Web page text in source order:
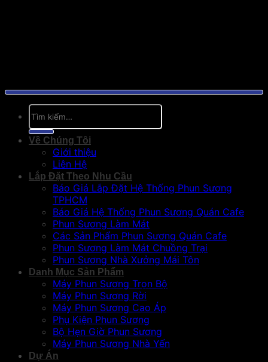
Tìm
kiếm:
Về Chúng Tôi
Giới thiệu
Liên Hệ
Lắp Đặt Theo Nhu Cầu
Báo Giá Lắp Đặt Hệ Thống Phun Sương
TPHCM
Báo Giá Hệ Thống Phun Sương Quán Cafe
Phun Sương Làm Mát
Các Sản Phẩm Phun Sương Quán Cafe
Phun Sương Làm Mát Chuồng Trại
Phun Sương Nhà Xưởng Mái Tôn
Danh Mục Sản Phẩm
Máy Phun Sương Trọn Bộ
Máy Phun Sương Rời
Máy Phun Sương Cao Áp
Phụ Kiện Phun Sương
Bộ Hẹn Giờ Phun Sương
Máy Phun Sương Nhà Yến
Dự Án